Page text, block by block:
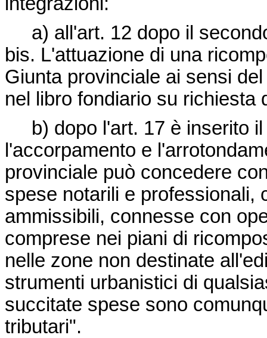
a) all'art. 12 dopo il
bis. L'attuazione di una
Giunta provinciale ai sensi
nel libro fondiario su richiesta
b) dopo l'art. 17 è inserito il
l'accorpamento e
provinciale può concedere
spese notarili e professionali,
ammissibili, connesse con
comprese nei piani di
nelle zone non destinate
strumenti urbanistici di
succitate spese sono
tributari".